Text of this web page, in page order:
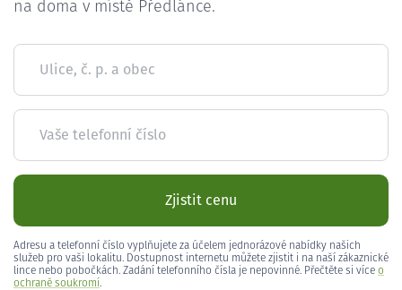
na doma v místě Předlánce.
Ulice, č. p. a obec
Vaše telefonní číslo
Zjistit cenu
Adresu a telefonní číslo vyplňujete za účelem jednorázové nabídky našich
služeb pro vaši lokalitu. Dostupnost internetu můžete zjistit i na naší zákaznické
lince nebo pobočkách. Zadání telefonního čísla je nepovinné. Přečtěte si více o
ochraně soukromí.